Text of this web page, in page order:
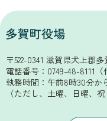
〒522-0341 滋賀県犬上郡
電話番号： 0749-48-8111
執務時間：午前8時30分か
（ただし、土曜、日曜、